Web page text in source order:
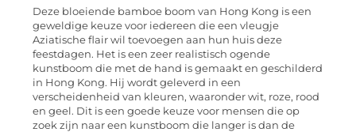
Deze bloeiende bamboe boom van Hong Kong is een
geweldige keuze voor iedereen die een vleugje
Aziatische flair wil toevoegen aan hun huis deze
feestdagen. Het is een zeer realistisch ogende
kunstboom die met de hand is gemaakt en geschilderd
in Hong Kong. Hij wordt geleverd in een
verscheidenheid van kleuren, waaronder wit, roze, rood
en geel. Dit is een goede keuze voor mensen die op
zoek zijn naar een kunstboom die langer is dan de